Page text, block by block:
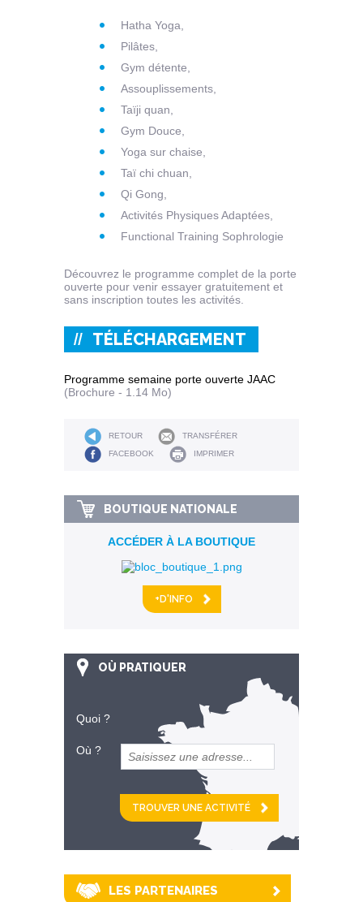
Hatha Yoga,
Pilâtes,
Gym détente,
Assouplissements,
Taïji quan,
Gym Douce,
Yoga sur chaise,
Taï chi chuan,
Qi Gong,
Activités Physiques Adaptées,
Functional Training Sophrologie
Découvrez le programme complet de la porte
ouverte pour venir essayer gratuitement et
sans inscription toutes les activités.
TÉLÉCHARGEMENT
Programme semaine porte ouverte JAAC
(Brochure - 1.14 Mo)
RETOUR
TRANSFÉRER
FACEBOOK
IMPRIMER
BOUTIQUE NATIONALE
ACCÉDER À LA BOUTIQUE
+D'INFO
OÙ PRATIQUER
Quoi ?
Où ?
et
km alentour
LES PARTENAIRES